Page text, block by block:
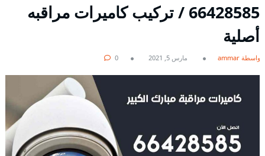
66428585 / تركيب كاميرات مراقبه
أصلية
بواسطة ammar مارس 5, 2021 0